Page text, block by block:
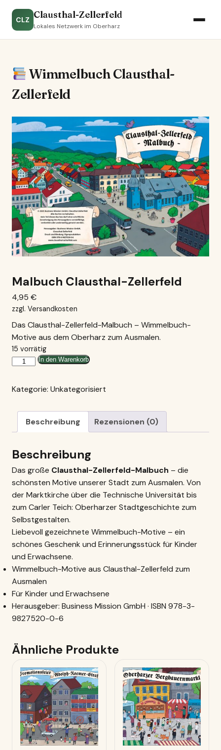
CLZ Clausthal-Zellerfeld
Lokales Netzwerk im Oberharz
Wimmelbuch Clausthal-
Zellerfeld
Malbuch Clausthal-Zellerfeld
4,95 €
zzgl. Versandkosten
Das Clausthal-Zellerfeld-Malbuch – Wimmelbuch-
Motive aus dem Oberharz zum Ausmalen.
15 vorrätig
Malbuch
Zellerfeld
In den Warenkorb
Kategorie: Unkategorisiert
Beschreibung Rezensionen (0)
Beschreibung
Das große Clausthal-Zellerfeld-Malbuch – die
schönsten Motive unserer Stadt zum Ausmalen. Von
der Marktkirche über die Technische Universität bis
zum Carler Teich: Oberharzer Stadtgeschichte zum
Selbstgestalten.
Liebevoll gezeichnete Wimmelbuch-Motive – ein
schönes Geschenk und Erinnerungsstück für Kinder
und Erwachsene.
Wimmelbuch-Motive aus Clausthal-Zellerfeld zum
Ausmalen
Für Kinder und Erwachsene
Herausgeber: Business Mission GmbH · ISBN 978-3-
9827520-0-6
Ähnliche Produkte